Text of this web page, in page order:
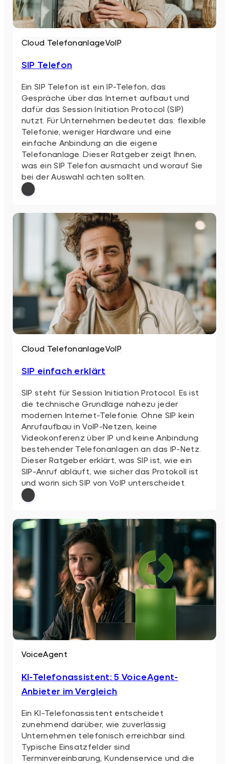
Cloud TelefonanlageVoIP
SIP Telefon
Ein SIP Telefon ist ein IP-Telefon, das
Gespräche über das Internet aufbaut und
dafür das Session Initiation Protocol (SIP)
nutzt. Für Unternehmen bedeutet das: flexible
Telefonie, weniger Hardware und eine
einfache Anbindung an die eigene
Telefonanlage. Dieser Ratgeber zeigt Ihnen,
was ein SIP Telefon ausmacht und worauf Sie
bei der Auswahl achten sollten.
Cloud TelefonanlageVoIP
SIP einfach erklärt
SIP steht für Session Initiation Protocol. Es ist
die technische Grundlage nahezu jeder
modernen Internet-Telefonie. Ohne SIP kein
Anrufaufbau in VoIP-Netzen, keine
Videokonferenz über IP und keine Anbindung
bestehender Telefonanlagen an das IP-Netz.
Dieser Ratgeber erklärt, was SIP ist, wie ein
SIP-Anruf abläuft, wie sicher das Protokoll ist
und worin sich SIP von VoIP unterscheidet.
VoiceAgent
KI-Telefonassistent: 5 VoiceAgent-
Anbieter im Vergleich
Ein KI-Telefonassistent entscheidet
zunehmend darüber, wie zuverlässig
Unternehmen telefonisch erreichbar sind.
Typische Einsatzfelder sind
Terminvereinbarung, Kundenservice und die